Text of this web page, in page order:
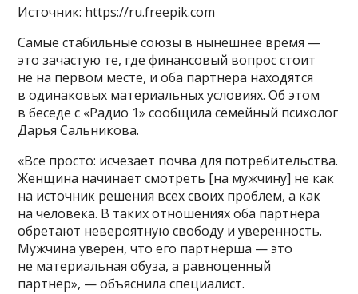
Источник: https://ru.freepik.com
Самые стабильные союзы в нынешнее время —
это зачастую те, где финансовый вопрос стоит
не на первом месте, и оба партнера находятся
в одинаковых материальных условиях. Об этом
в беседе с «Радио 1» сообщила семейный психолог
Дарья Сальникова.
«Все просто: исчезает почва для потребительства.
Женщина начинает смотреть [на мужчину] не как
на источник решения всех своих проблем, а как
на человека. В таких отношениях оба партнера
обретают невероятную свободу и уверенность.
Мужчина уверен, что его партнерша — это
не материальная обуза, а равноценный
партнер», — объяснила специалист.